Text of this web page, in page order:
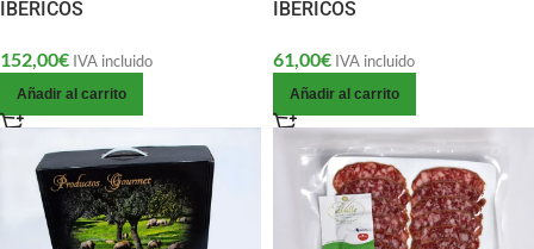
IBÉRICOS
152,00€ IVA incluido
Añadir al carrito
IBÉRICOS
61,00€ IVA incluido
Añadir al carrito